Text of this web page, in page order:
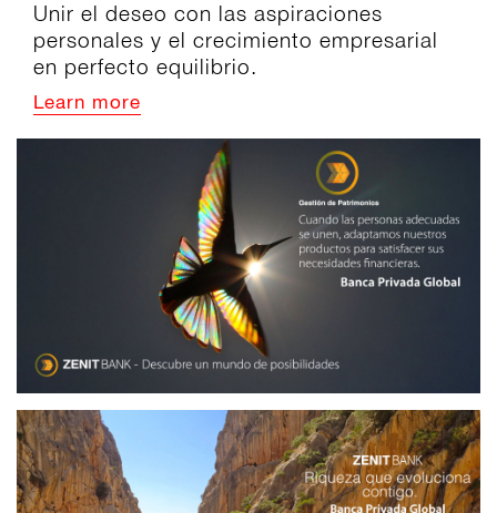
Unir el deseo con las aspiraciones
personales y el crecimiento empresarial
en perfecto equilibrio.
Learn more